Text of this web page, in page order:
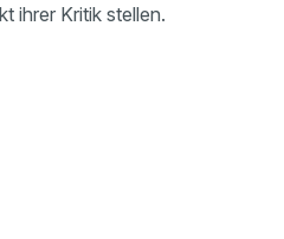
ihrer Kritik stellen.